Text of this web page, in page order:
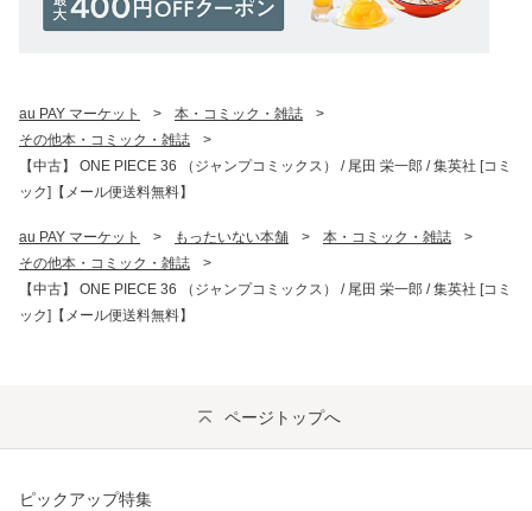
au PAY マーケット > 本・コミック・雑誌
>
その他本・コミック・雑誌
>
【中古】 ONE PIECE 36 （ジャンプコミックス） / 尾田 栄一郎 / 集英社 [コミ
ック]【メール便送料無料】
au PAY マーケット > もったいない本舗 > 本・コミック・雑誌
>
その他本・コミック・雑誌
>
【中古】 ONE PIECE 36 （ジャンプコミックス） / 尾田 栄一郎 / 集英社 [コミ
ック]【メール便送料無料】
ページトップへ
ピックアップ特集